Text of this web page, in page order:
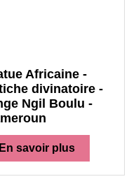
Africaine -
divinatoire -
Ngil Boulu -
En savoir plus